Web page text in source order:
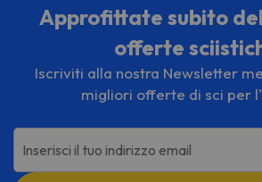
Approfittate subito
offerte
Iscriviti alla nostra Newsletter
migliori offerte di sci per
Inserisci il tuo indirizzo email